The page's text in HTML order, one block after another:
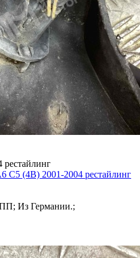
C5 (4B) 2001-2004 рестайлинг
Из Германии.;